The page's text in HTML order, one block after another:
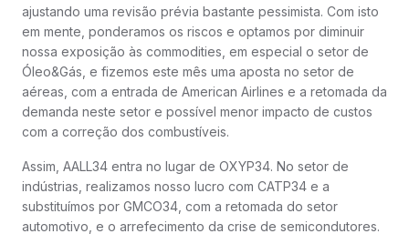
ajustando uma revisão prévia bastante pessimista. Com isto
em mente, ponderamos os riscos e optamos por diminuir
nossa exposição às commodities, em especial o setor de
Óleo&Gás, e fizemos este mês uma aposta no setor de
aéreas, com a entrada de American Airlines e a retomada da
demanda neste setor e possível menor impacto de custos
com a correção dos combustíveis.
Assim, AALL34 entra no lugar de OXYP34. No setor de
indústrias, realizamos nosso lucro com CATP34 e a
substituímos por GMCO34, com a retomada do setor
automotivo, e o arrefecimento da crise de semicondutores.